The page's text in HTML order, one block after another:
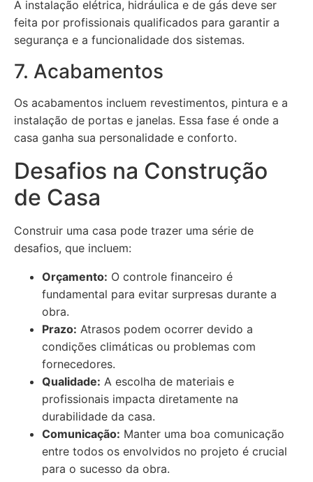
A instalação elétrica, hidráulica e de gás deve ser
feita por profissionais qualificados para garantir a
segurança e a funcionalidade dos sistemas.
7. Acabamentos
Os acabamentos incluem revestimentos, pintura e a
instalação de portas e janelas. Essa fase é onde a
casa ganha sua personalidade e conforto.
Desafios na Construção
de Casa
Construir uma casa pode trazer uma série de
desafios, que incluem:
Orçamento: O controle financeiro é
fundamental para evitar surpresas durante a
obra.
Prazo: Atrasos podem ocorrer devido a
condições climáticas ou problemas com
fornecedores.
Qualidade: A escolha de materiais e
profissionais impacta diretamente na
durabilidade da casa.
Comunicação: Manter uma boa comunicação
entre todos os envolvidos no projeto é crucial
para o sucesso da obra.